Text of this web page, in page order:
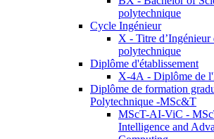
polytechnique
Cycle Ingénieur
X - Titre d’Ingénieur
polytechnique
Diplôme d'établissement
X-4A - Diplôme de
Diplôme de formation
Polytechnique -MSc&T
MScT-AI-ViC -
Intelligence and